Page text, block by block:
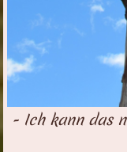
- Ich kann das